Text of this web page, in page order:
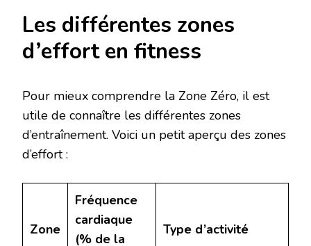
Les différentes zones
d’effort en fitness
Pour mieux comprendre la Zone Zéro, il est
utile de connaître les différentes zones
d’entraînement. Voici un petit aperçu des zones
d’effort :
Zone
Fréquence
cardiaque
(% de la
Type d’activité